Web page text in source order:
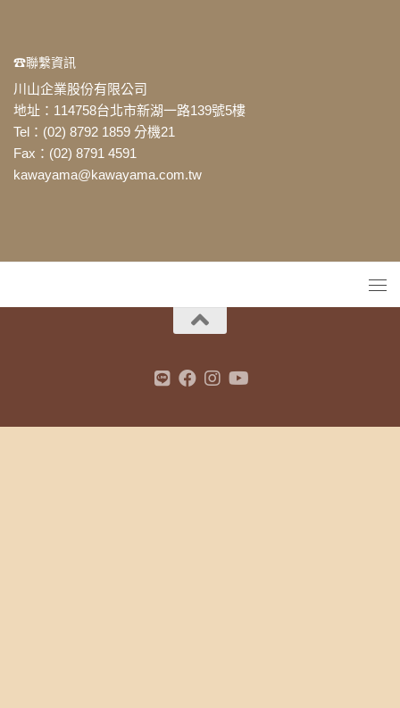
☎聯繫資訊
川山企業股份有限公司
地址：114758台北市新湖一路139號5樓
Tel：(02) 8792 1859 分機21
Fax：(02) 8791 4591
kawayama@kawayama.com.tw